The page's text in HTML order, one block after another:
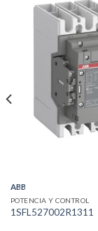
ABB
POTENCIA Y CONTROL
1SFL527002R1311